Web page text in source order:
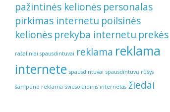
pažintinės kelionės personalas
pirkimas internetu poilsinės
kelionės prekyba internetu prekės
rašaliniai spausdintuvai reklama reklama
internete spausdintuvai spausdintuvų rūšys
šampūno reklama šviesolaidinis internetas žiedai